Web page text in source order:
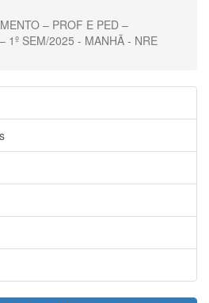
– PROF E PED –
1º SEM/2025 - MANHÃ - NRE